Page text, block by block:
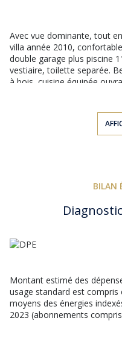
Avec vue dominante, tout
villa année 2010,
double garage plus piscine
vestiaire, toilette separée.
à bois, cuisine équipée
dressing, le tout donnant
pour vous détendre... à
BILAN
Montant estimé des
usage standard est compris
moyens des énergies
2023 (abonnements